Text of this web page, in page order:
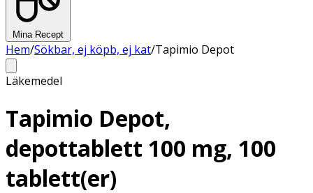
Mina Recept
Hem/Sökbar, ej köpb, ej kat/Tapimio Depot
Läkemedel
Tapimio Depot,
depottablett 100 mg, 100
tablett(er)